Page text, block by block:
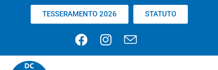
TESSERAMENTO 2026 STATUTO